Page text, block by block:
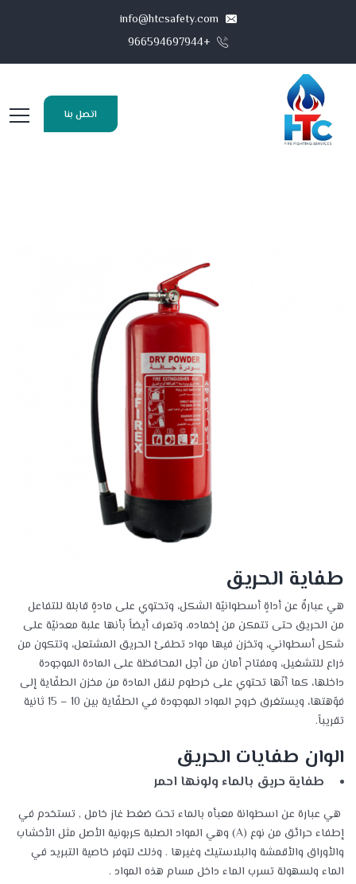
+966594697944
اتصل بنا
طفاية الحريق
هي عبارةٌ عن أداةٍ أسطوانيّة الشكل، وتحتوي على مادةٍ قابلة للتفاعل
من الحريق حتى تتمكن من إخماده، وتعرف أيضاً بأنها علبة معدنيّة على
شكل أسطواني، وتخزن فيها مواد تطفئ الحريق المشتعل، وتتكون من
ذراع للتشغيل، ومفتاح أمان من أجل المحافظة على المادة الموجودة
داخلها، كما أنّها تحتوي على خرطوم لنقل المادة من مخزن الطفّاية إلى
فوّهتها، ويستغرق خروج المواد الموجودة في الطفّاية بين 10 – 15 ثانية
تقريباً.
الوان طفايات الحريق
طفاية حريق بالماء ولونها احمر
هي عبارة عن اسطوانة معبأه بالماء تحت ضغط غاز خامل , تستخدم في
إطفاء حرائق من نوع (A) وهي المواد الصلبة كربونية الأصل مثل الأخشاب
والأوراق والأقمشة والبلاستيك وغيرها . وذلك لتوفر خاصية التبريد في
الماء ولسهولة تسرب الماء داخل مسام هذه المواد .